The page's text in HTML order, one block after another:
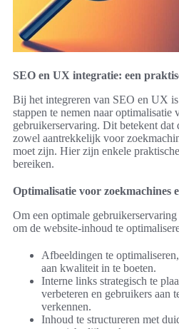
SEO en UX integratie: een
Bij het integreren van SEO en UX
stappen te nemen naar optimalisatie
gebruikerservaring. Dit betekent dat
zowel aantrekkelijk voor
moet zijn. Hier zijn enkele
bereiken.
Optimalisatie voor zoekmachines
Om een optimale gebruikerservaring
om de website-inhoud te
Afbeeldingen te
aan kwaliteit in te boeten.
Interne links strategisch te
verbeteren en gebruikers aan
verkennen.
Inhoud te structureren met